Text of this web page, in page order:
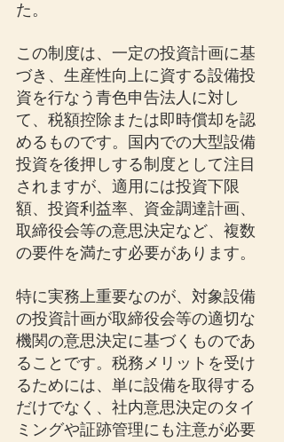
た。
この制度は、一定の投資計画に基
づき、生産性向上に資する設備投
資を行なう青色申告法人に対し
て、税額控除または即時償却を認
めるものです。国内での大型設備
投資を後押しする制度として注目
されますが、適用には投資下限
額、投資利益率、資金調達計画、
取締役会等の意思決定など、複数
の要件を満たす必要があります。
特に実務上重要なのが、対象設備
の投資計画が取締役会等の適切な
機関の意思決定に基づくものであ
ることです。税務メリットを受け
るためには、単に設備を取得する
だけでなく、社内意思決定のタイ
ミングや証跡管理にも注意が必要